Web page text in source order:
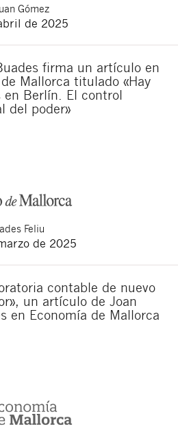
Gómez
de 2025
firma un artículo en
Mallorca titulado «Hay
en Berlín. El control
del poder»
Feliu
de 2025
contable de nuevo
un artículo de Joan
en Economía de Mallorca